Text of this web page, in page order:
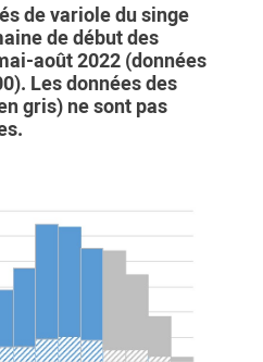
de variole du singe
de début des
août 2022 (données
Les données des
gris) ne sont pas